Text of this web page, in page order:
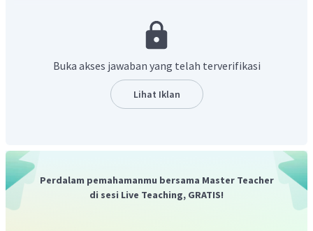
Juring lingkaran tersebut adalah Juring
Juring lingkaran tersebut adalah Juring ODE yang dibatasi
.
Jadi, juring OAD, OAE, dan ODE.
Buka akses jawaban yang telah terverifikasi
Lihat Iklan
Perdalam pemahamanmu bersama Master Teacher
di sesi Live Teaching, GRATIS!